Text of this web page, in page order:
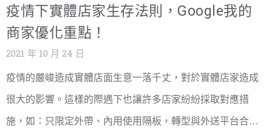
疫情下實體店家生存法則，Google我的
商家優化重點！
2021 年 10 月 24 日
疫情的嚴峻造成實體店面生意一落千丈，對於實體店家造成
很大的影響。這樣的際遇下也讓許多店家紛紛採取對應措
施，如：只限定外帶、內用使用隔板，轉型與外送平台合作